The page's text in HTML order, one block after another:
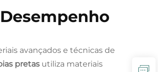
avançados e técnicas de
pretas utiliza materiais